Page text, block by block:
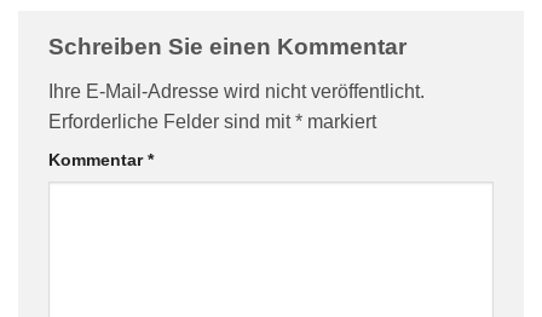
Schreiben Sie einen Kommentar
Ihre E-Mail-Adresse wird nicht veröffentlicht.
Erforderliche Felder sind mit* markiert
Kommentar*